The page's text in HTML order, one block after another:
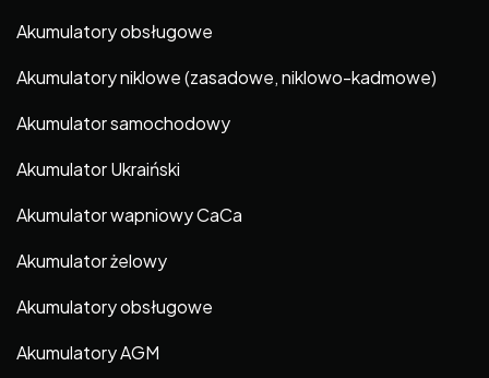
Akumulatory obsługowe
Akumulatory niklowe (zasadowe, niklowo-kadmowe)
Akumulator samochodowy
Akumulator Ukraiński
Akumulator wapniowy CaCa
Akumulator żelowy
Akumulatory obsługowe
Akumulatory AGM